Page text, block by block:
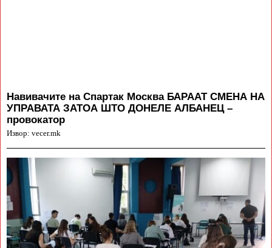
Навивачите на Спартак Москва БАРААТ СМЕНА НА
УПРАВАТА ЗАТОА ШТО ДОНЕЛЕ АЛБАНЕЦ –
провокатор
Извор: vecer.mk